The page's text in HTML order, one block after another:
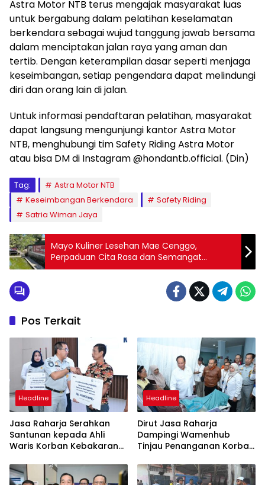
Astra Motor NTB terus mengajak masyarakat luas
untuk bergabung dalam pelatihan keselamatan
berkendara sebagai wujud tanggung jawab bersama
dalam menciptakan jalan raya yang aman dan
tertib. Dengan keterampilan dasar seperti menjaga
keseimbangan, setiap pengendara dapat melindungi
diri dan orang lain di jalan.
Untuk informasi pendaftaran pelatihan, masyarakat
dapat langsung mengunjungi kantor Astra Motor
NTB, menghubungi tim Safety Riding Astra Motor
atau bisa DM di Instagram @hondantb.official. (Din)
Tag:
Astra Motor NTB
Keseimbangan Berkendara
Safety Riding
Satria Wiman Jaya
Mayo Kuliner Lesehan Mae Cenggo,
Perpaduan Cita Rasa dan Semangat
Pengabdian
Pos Terkait
Headline
Jasa Raharja Serahkan
Santunan kepada Ahli
Waris Korban Kebakaran
Headline
Dirut Jasa Raharja
Dampingi Wamenhub
Tinjau Penanganan Korban
PHC Surabaya